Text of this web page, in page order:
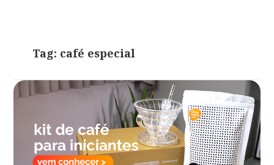
Tag: café especial